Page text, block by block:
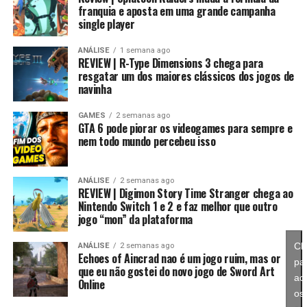
jogo tinha sprites bonitos e o retorno de personagens
como Mighty e Vector, mas…
A jogabilidade com dois personagens presos por um anel
magnético era, no mínimo, esquisita. E o sistema de
fases aleatórias confundia até os fãs mais hardcore.
Apesar de ser visualmente bonito, o jogo teve baixa
adesão — e o 32X também não ajudou. É daqueles casos
em que o hardware errado matou um projeto que
poderia ter sido melhor.
Essa mudança também pode representar um passo
importante para o futuro da franquia. Durante muitos
anos, Splatoon foi visto principalmente como um jogo
competitivo, mas Splatoon Raiders mostra que existe
espaço para expandir esse universo com uma campanha
mais ambiciosa e cheia de conteúdo. Caso a recepção dos
jogadores seja positiva, é bem possível que a Nintendo
continue investindo nesse formato e transforme o modo
história em um dos pilares da série daqui para frente.
No fim das contas, fica a sensação de que Splatoon
Raiders funciona como um grande laboratório para o
futuro da franquia. A Nintendo parece estar testando
novas mecânicas, um mundo mais aberto, sistemas de
progressão e uma campanha muito mais ambiciosa para
entender como os jogadores vão reagir. Se a recepção
for positiva, é bem possível que muitas dessas ideias
franquia e aposta em uma grande campanha
single player
ANÁLISE 1 semana ago
REVIEW | R-Type Dimensions 3 chega para
resgatar um dos maiores clássicos dos jogos de
navinha
GAMES 2 semanas ago
GTA 6 pode piorar os videogames para sempre e
nem todo mundo percebeu isso
ANÁLISE 2 semanas ago
REVIEW | Digimon Story Time Stranger chega ao
Nintendo Switch 1 e 2 e faz melhor que outro
jogo “mon” da plataforma
ANÁLISE 2 semanas ago
Echoes of Aincrad nao é um jogo ruim, mas or
que eu não gostei do novo jogo de Sword Art
Online
os